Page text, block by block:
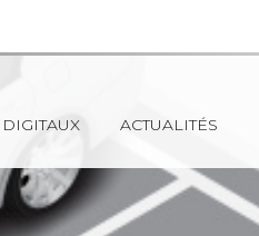
ACTUALITÉS